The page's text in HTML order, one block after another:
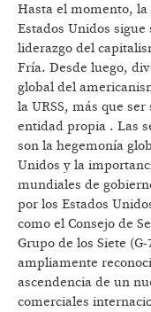
Hasta el momento,
Estados Unidos
liderazgo del
Fría. Desde luego,
global del
la URSS, más que
entidad propia . Las
son la hegemonía
Unidos y la
mundiales de
por los Estados
como el Consejo de
Grupo de los Siete
ampliamente
ascendencia de un
comerciales